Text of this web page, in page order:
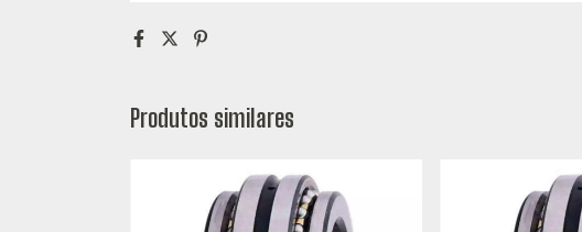
Produtos similares